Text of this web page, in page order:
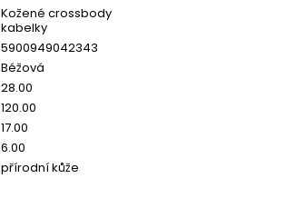
Kožené crossbody
kabelky
5900949042343
Béžová
28.00
120.00
17.00
6.00
přírodní kůže